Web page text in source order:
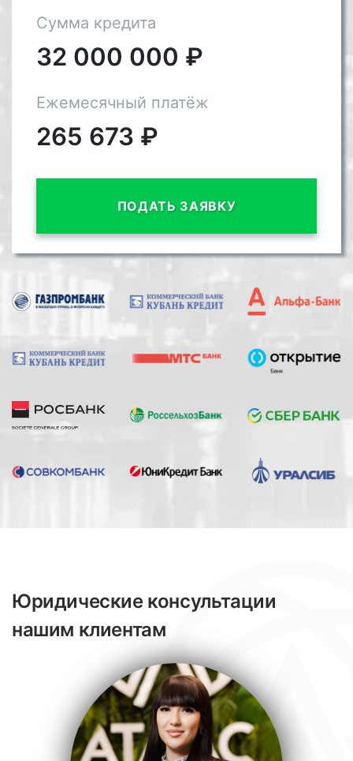
Сумма кредита
32 000 000 ₽
Ежемесячный платёж
265 673 ₽
ПОДАТЬ ЗАЯВКУ
Юридические консультации
нашим клиентам